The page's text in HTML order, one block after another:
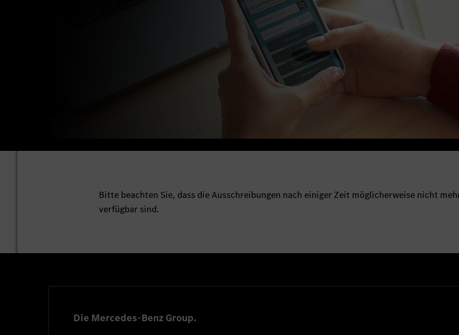
Bitte beachten Sie, dass die Ausschreibungen nach einiger Zeit möglicherweise nicht
verfügbar sind.
Die Mercedes-Benz Group.